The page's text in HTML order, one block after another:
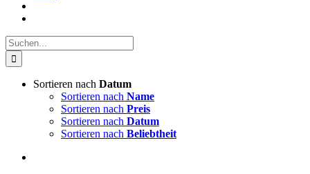
Suche
nach:
Sortieren nach Datum
Sortieren nach Name
Sortieren nach Preis
Sortieren nach Datum
Sortieren nach Beliebtheit